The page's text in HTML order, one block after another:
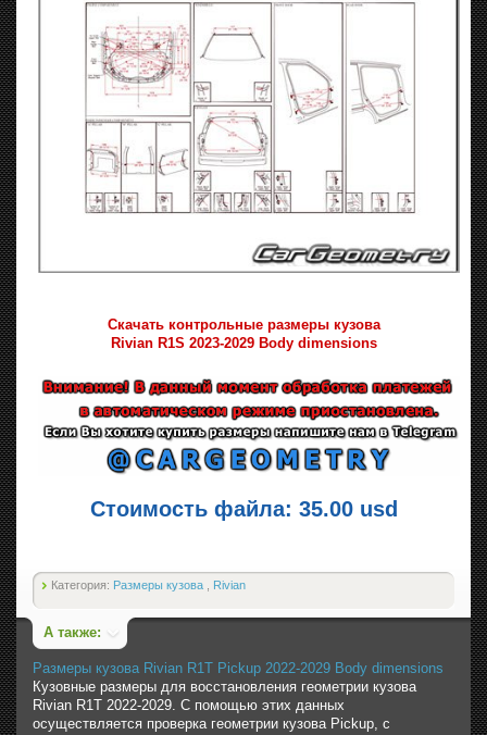
Скачать контрольные размеры кузова
Rivian R1S 2023-2029 Body dimensions
Стоимость файла: 35.00 usd
Категория: Размеры кузова Rivian
А также:
Размеры кузова Rivian R1T Pickup 2022-2029 Body dimensions
Кузовные размеры для восстановления геометрии кузова
Rivian R1T 2022-2029. С помощью этих данных
осуществляется проверка геометрии кузова Pickup, с